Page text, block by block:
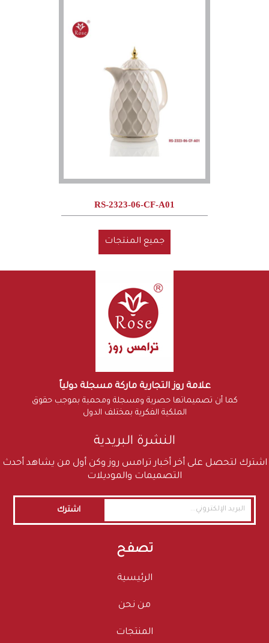
RS-2323-06-CF-A01
جميع المنتجات
علامة روز التجارية ماركة مسجلة دولياً
كما أن تصميماتها حصرية ومسجلة ومحمية بموجب حقوق
الملكية الفكرية بمختلف الدول
النشرة البريدية
اشترك لتحصل على أخر أخبار ترامس روز وكن أول من يشاهد أحدث
التصميمات والموديلات
اشترك
تصفح
الرئيسية
من نحن
المنتجات